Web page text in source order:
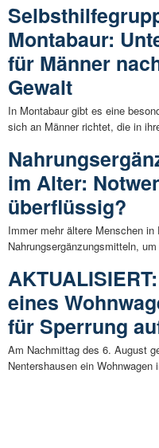
Montabaur:
für Männer
Gewalt
In Montabaur gibt es eine
sich an Männer richtet, die in
im Alter:
überflüssig?
Immer mehr ältere Menschen
Nahrungsergänzungsmitteln,
eines
für Sperrung
Am Nachmittag des 6. August
Nentershausen ein